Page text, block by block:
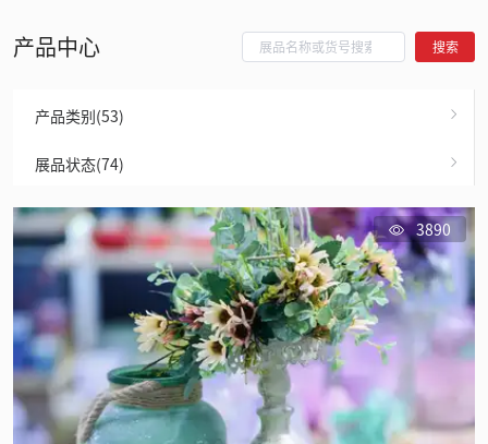
产品中心 搜索
产品类别(53)
展品状态(74)
3890